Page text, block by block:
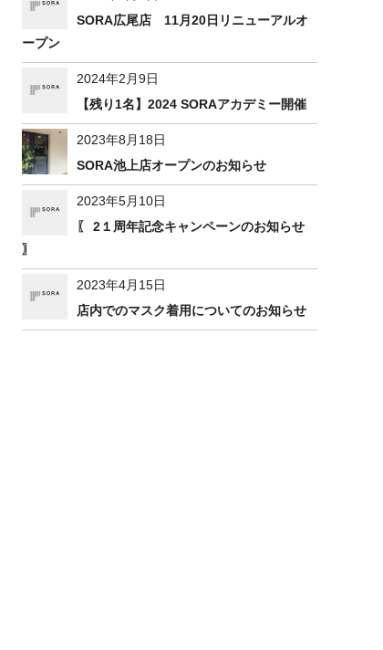
SORA広尾店 11月20日リニューアルオ
ープン
2024年2月9日
【残り1名】2024 SORAアカデミー開催
2023年8月18日
SORA池上店オープンのお知らせ
2023年5月10日
〖 2１周年記念キャンペーンのお知らせ
〗
2023年4月15日
店内でのマスク着用についてのお知らせ